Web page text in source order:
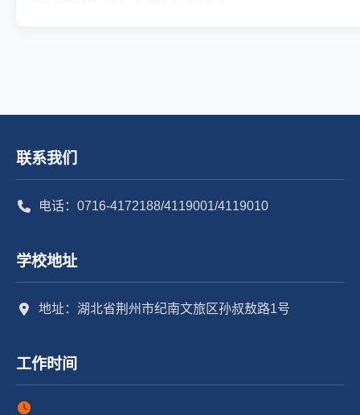
联系我们
电话：0716-4172188/4119001/4119010
学校地址
地址：湖北省荆州市纪南文旅区孙叔敖路1号
工作时间